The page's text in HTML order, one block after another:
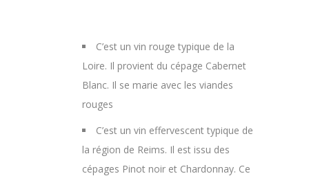
C’est un vin rouge typique de la
Loire. Il provient du cépage Cabernet
Blanc. Il se marie avec les viandes
rouges
C’est un vin effervescent typique de
la région de Reims. Il est issu des
cépages Pinot noir et Chardonnay. Ce